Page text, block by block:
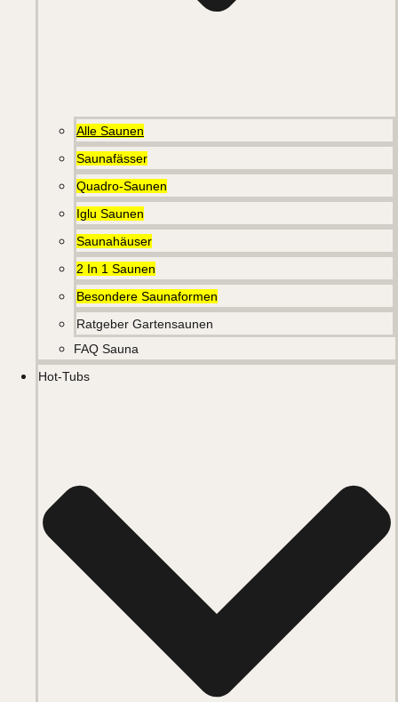
Alle Saunen
Saunafässer
Quadro-Saunen
Iglu Saunen
Saunahäuser
2 In 1 Saunen
Besondere Saunaformen
Ratgeber Gartensaunen
FAQ Sauna
Hot-Tubs